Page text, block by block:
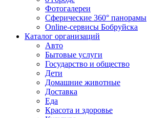
Фотогалереи
Сферические 360° панорамы
Online-сервисы Бобруйска
Каталог организаций
Авто
Бытовые услуги
Государство и общество
Дети
Домашние животные
Доставка
Еда
Красота и здоровье